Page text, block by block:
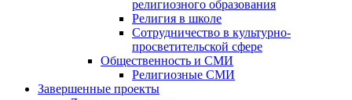
религиозного образования
Религия в школе
Сотрудничество в культурно-
просветительской сфере
Общественность и СМИ
Религиозные СМИ
Завершенные проекты